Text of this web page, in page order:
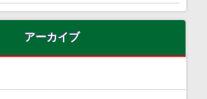
アーカイブ